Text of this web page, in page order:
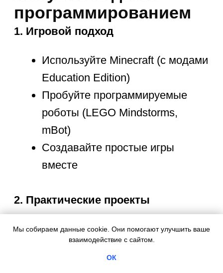
Мы собираем данные cookie. Они помогают улучшить ваше
взаимодействие с сайтом.
ОК